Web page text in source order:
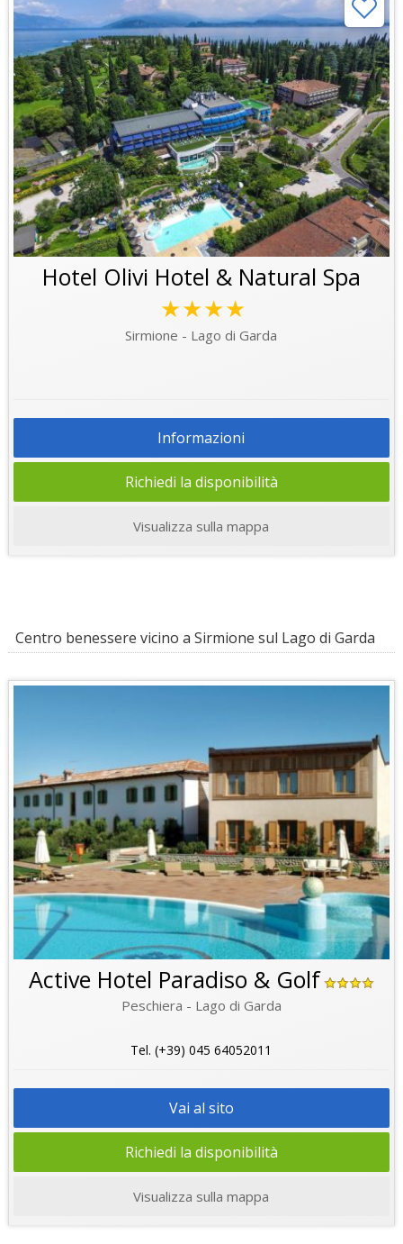
Hotel Olivi Hotel & Natural Spa
★★★★
Sirmione - Lago di Garda
Informazioni
Richiedi la disponibilità
Visualizza sulla mappa
Centro benessere vicino a Sirmione sul Lago di Garda
Active Hotel Paradiso & Golf
Peschiera - Lago di Garda
Tel. (+39) 045 64052011
Vai al sito
Richiedi la disponibilità
Visualizza sulla mappa